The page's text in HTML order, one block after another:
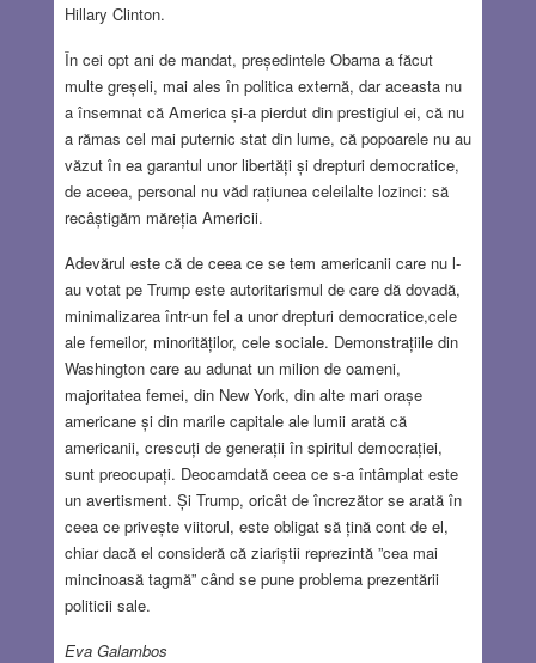
Hillary Clinton.
În cei opt ani de mandat, președintele Obama a făcut
multe greșeli, mai ales în politica externă, dar aceasta nu
a însemnat că America și-a pierdut din prestigiul ei, că nu
a rămas cel mai puternic stat din lume, că popoarele nu au
văzut în ea garantul unor libertăți și drepturi democratice,
de aceea, personal nu văd rațiunea celeilalte lozinci: să
recâștigăm măreția Americii.
Adevărul este că de ceea ce se tem americanii care nu l-
au votat pe Trump este autoritarismul de care dă dovadă,
minimalizarea într-un fel a unor drepturi democratice,cele
ale femeilor, minorităților, cele sociale. Demonstrațiile din
Washington care au adunat un milion de oameni,
majoritatea femei, din New York, din alte mari orașe
americane și din marile capitale ale lumii arată că
americanii, crescuți de generații în spiritul democrației,
sunt preocupați. Deocamdată ceea ce s-a întâmplat este
un avertisment. Și Trump, oricât de încrezător se arată în
ceea ce privește viitorul, este obligat să țină cont de el,
chiar dacă el consideră că ziariștii reprezintă ”cea mai
mincinoasă tagmă” când se pune problema prezentării
politicii sale.
Eva Galambos